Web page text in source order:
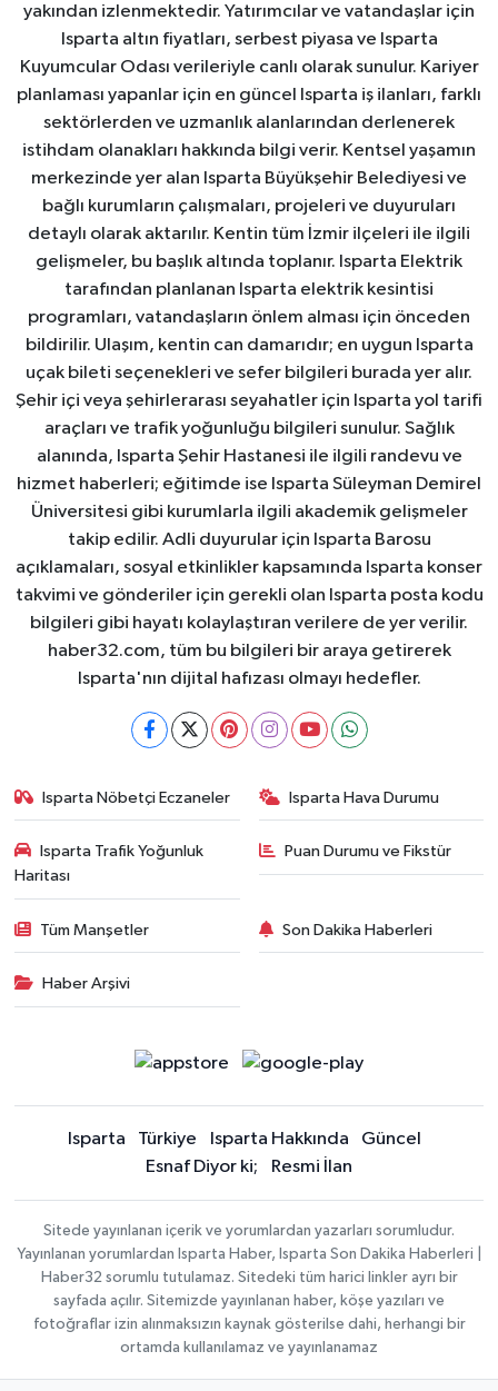
yakından izlenmektedir. Yatırımcılar ve vatandaşlar için
Isparta altın fiyatları, serbest piyasa ve Isparta
Kuyumcular Odası verileriyle canlı olarak sunulur. Kariyer
planlaması yapanlar için en güncel Isparta iş ilanları, farklı
sektörlerden ve uzmanlık alanlarından derlenerek
istihdam olanakları hakkında bilgi verir. Kentsel yaşamın
merkezinde yer alan Isparta Büyükşehir Belediyesi ve
bağlı kurumların çalışmaları, projeleri ve duyuruları
detaylı olarak aktarılır. Kentin tüm İzmir ilçeleri ile ilgili
gelişmeler, bu başlık altında toplanır. Isparta Elektrik
tarafından planlanan Isparta elektrik kesintisi
programları, vatandaşların önlem alması için önceden
bildirilir. Ulaşım, kentin can damarıdır; en uygun Isparta
uçak bileti seçenekleri ve sefer bilgileri burada yer alır.
Şehir içi veya şehirlerarası seyahatler için Isparta yol tarifi
araçları ve trafik yoğunluğu bilgileri sunulur. Sağlık
alanında, Isparta Şehir Hastanesi ile ilgili randevu ve
hizmet haberleri; eğitimde ise Isparta Süleyman Demirel
Üniversitesi gibi kurumlarla ilgili akademik gelişmeler
takip edilir. Adli duyurular için Isparta Barosu
açıklamaları, sosyal etkinlikler kapsamında Isparta konser
takvimi ve gönderiler için gerekli olan Isparta posta kodu
bilgileri gibi hayatı kolaylaştıran verilere de yer verilir.
haber32.com, tüm bu bilgileri bir araya getirerek
Isparta'nın dijital hafızası olmayı hedefler.
Isparta Nöbetçi Eczaneler Isparta Hava Durumu
Isparta Trafik Yoğunluk
Haritası
Puan Durumu ve Fikstür
Tüm Manşetler Son Dakika Haberleri
Haber Arşivi
Isparta Türkiye Isparta Hakkında
Güncel
Esnaf Diyor ki;
Resmi İlan
Sitede yayınlanan içerik ve yorumlardan yazarları sorumludur.
Yayınlanan yorumlardan Isparta Haber, Isparta Son Dakika Haberleri |
Haber32 sorumlu tutulamaz. Sitedeki tüm harici linkler ayrı bir
sayfada açılır. Sitemizde yayınlanan haber, köşe yazıları ve
fotoğraflar izin alınmaksızın kaynak gösterilse dahi, herhangi bir
ortamda kullanılamaz ve yayınlanamaz